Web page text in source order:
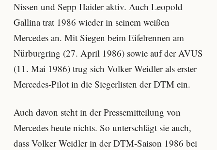
Nissen und Sepp Haider aktiv. Auch Leopold
Gallina trat 1986 wieder in seinem weißen
Mercedes an. Mit Siegen beim Eifelrennen am
Nürburgring (27. April 1986) sowie auf der AVUS
(11. Mai 1986) trug sich Volker Weidler als erster
Mercedes-Pilot in die Siegerlisten der DTM ein.
Auch davon steht in der Pressemitteilung von
Mercedes heute nichts. So unterschlägt sie auch,
dass Volker Weidler in der DTM-Saison 1986 bei